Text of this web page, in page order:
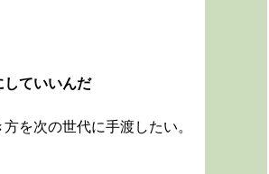
していいんだ
を次の世代に手渡したい。